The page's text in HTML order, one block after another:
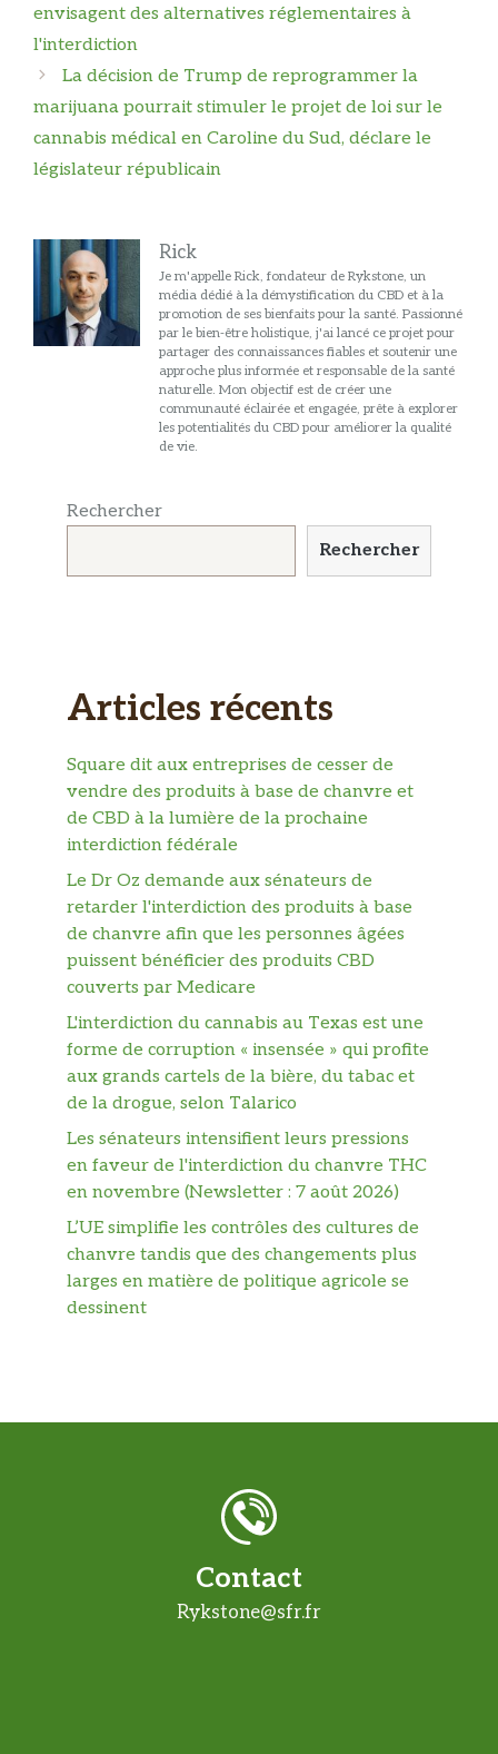
envisagent des alternatives réglementaires à
l'interdiction
La décision de Trump de reprogrammer la
marijuana pourrait stimuler le projet de loi sur le
cannabis médical en Caroline du Sud, déclare le
législateur républicain
Rick
Je m'appelle Rick, fondateur de Rykstone, un
média dédié à la démystification du CBD et à la
promotion de ses bienfaits pour la santé. Passionné
par le bien-être holistique, j'ai lancé ce projet pour
partager des connaissances fiables et soutenir une
approche plus informée et responsable de la santé
naturelle. Mon objectif est de créer une
communauté éclairée et engagée, prête à explorer
les potentialités du CBD pour améliorer la qualité
de vie.
Rechercher
Rechercher
Articles récents
Square dit aux entreprises de cesser de
vendre des produits à base de chanvre et
de CBD à la lumière de la prochaine
interdiction fédérale
Le Dr Oz demande aux sénateurs de
retarder l'interdiction des produits à base
de chanvre afin que les personnes âgées
puissent bénéficier des produits CBD
couverts par Medicare
L'interdiction du cannabis au Texas est une
forme de corruption « insensée » qui profite
aux grands cartels de la bière, du tabac et
de la drogue, selon Talarico
Les sénateurs intensifient leurs pressions
en faveur de l'interdiction du chanvre THC
en novembre (Newsletter : 7 août 2026)
L’UE simplifie les contrôles des cultures de
chanvre tandis que des changements plus
larges en matière de politique agricole se
dessinent
Contact
Rykstone@sfr.fr